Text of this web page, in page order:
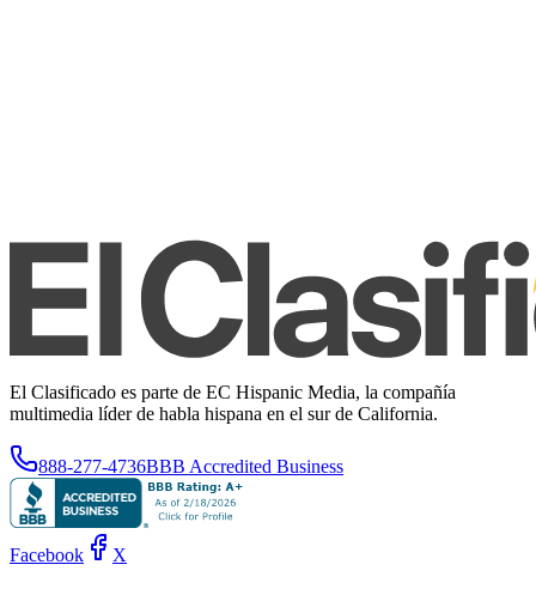
El Clasificado es parte de EC Hispanic Media, la compañía
multimedia líder de habla hispana en el sur de California.
888-277-4736BBB Accredited Business
Facebook X